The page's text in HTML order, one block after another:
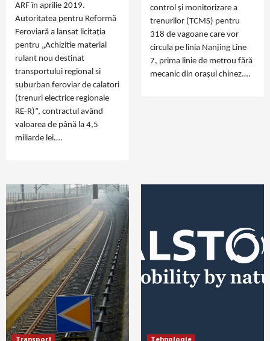
ARF în aprilie 2019.
Autoritatea pentru Reformă
Feroviară a lansat licitația
pentru „Achizitie material
rulant nou destinat
transportului regional si
suburban feroviar de calatori
(trenuri electrice regionale
RE-R)”, contractul având
valoarea de până la 4,5
miliarde lei.…
control și monitorizare a
trenurilor (TCMS) pentru
318 de vagoane care vor
circula pe linia Nanjing Line
7, prima linie de metrou fără
mecanic din orașul chinez.…